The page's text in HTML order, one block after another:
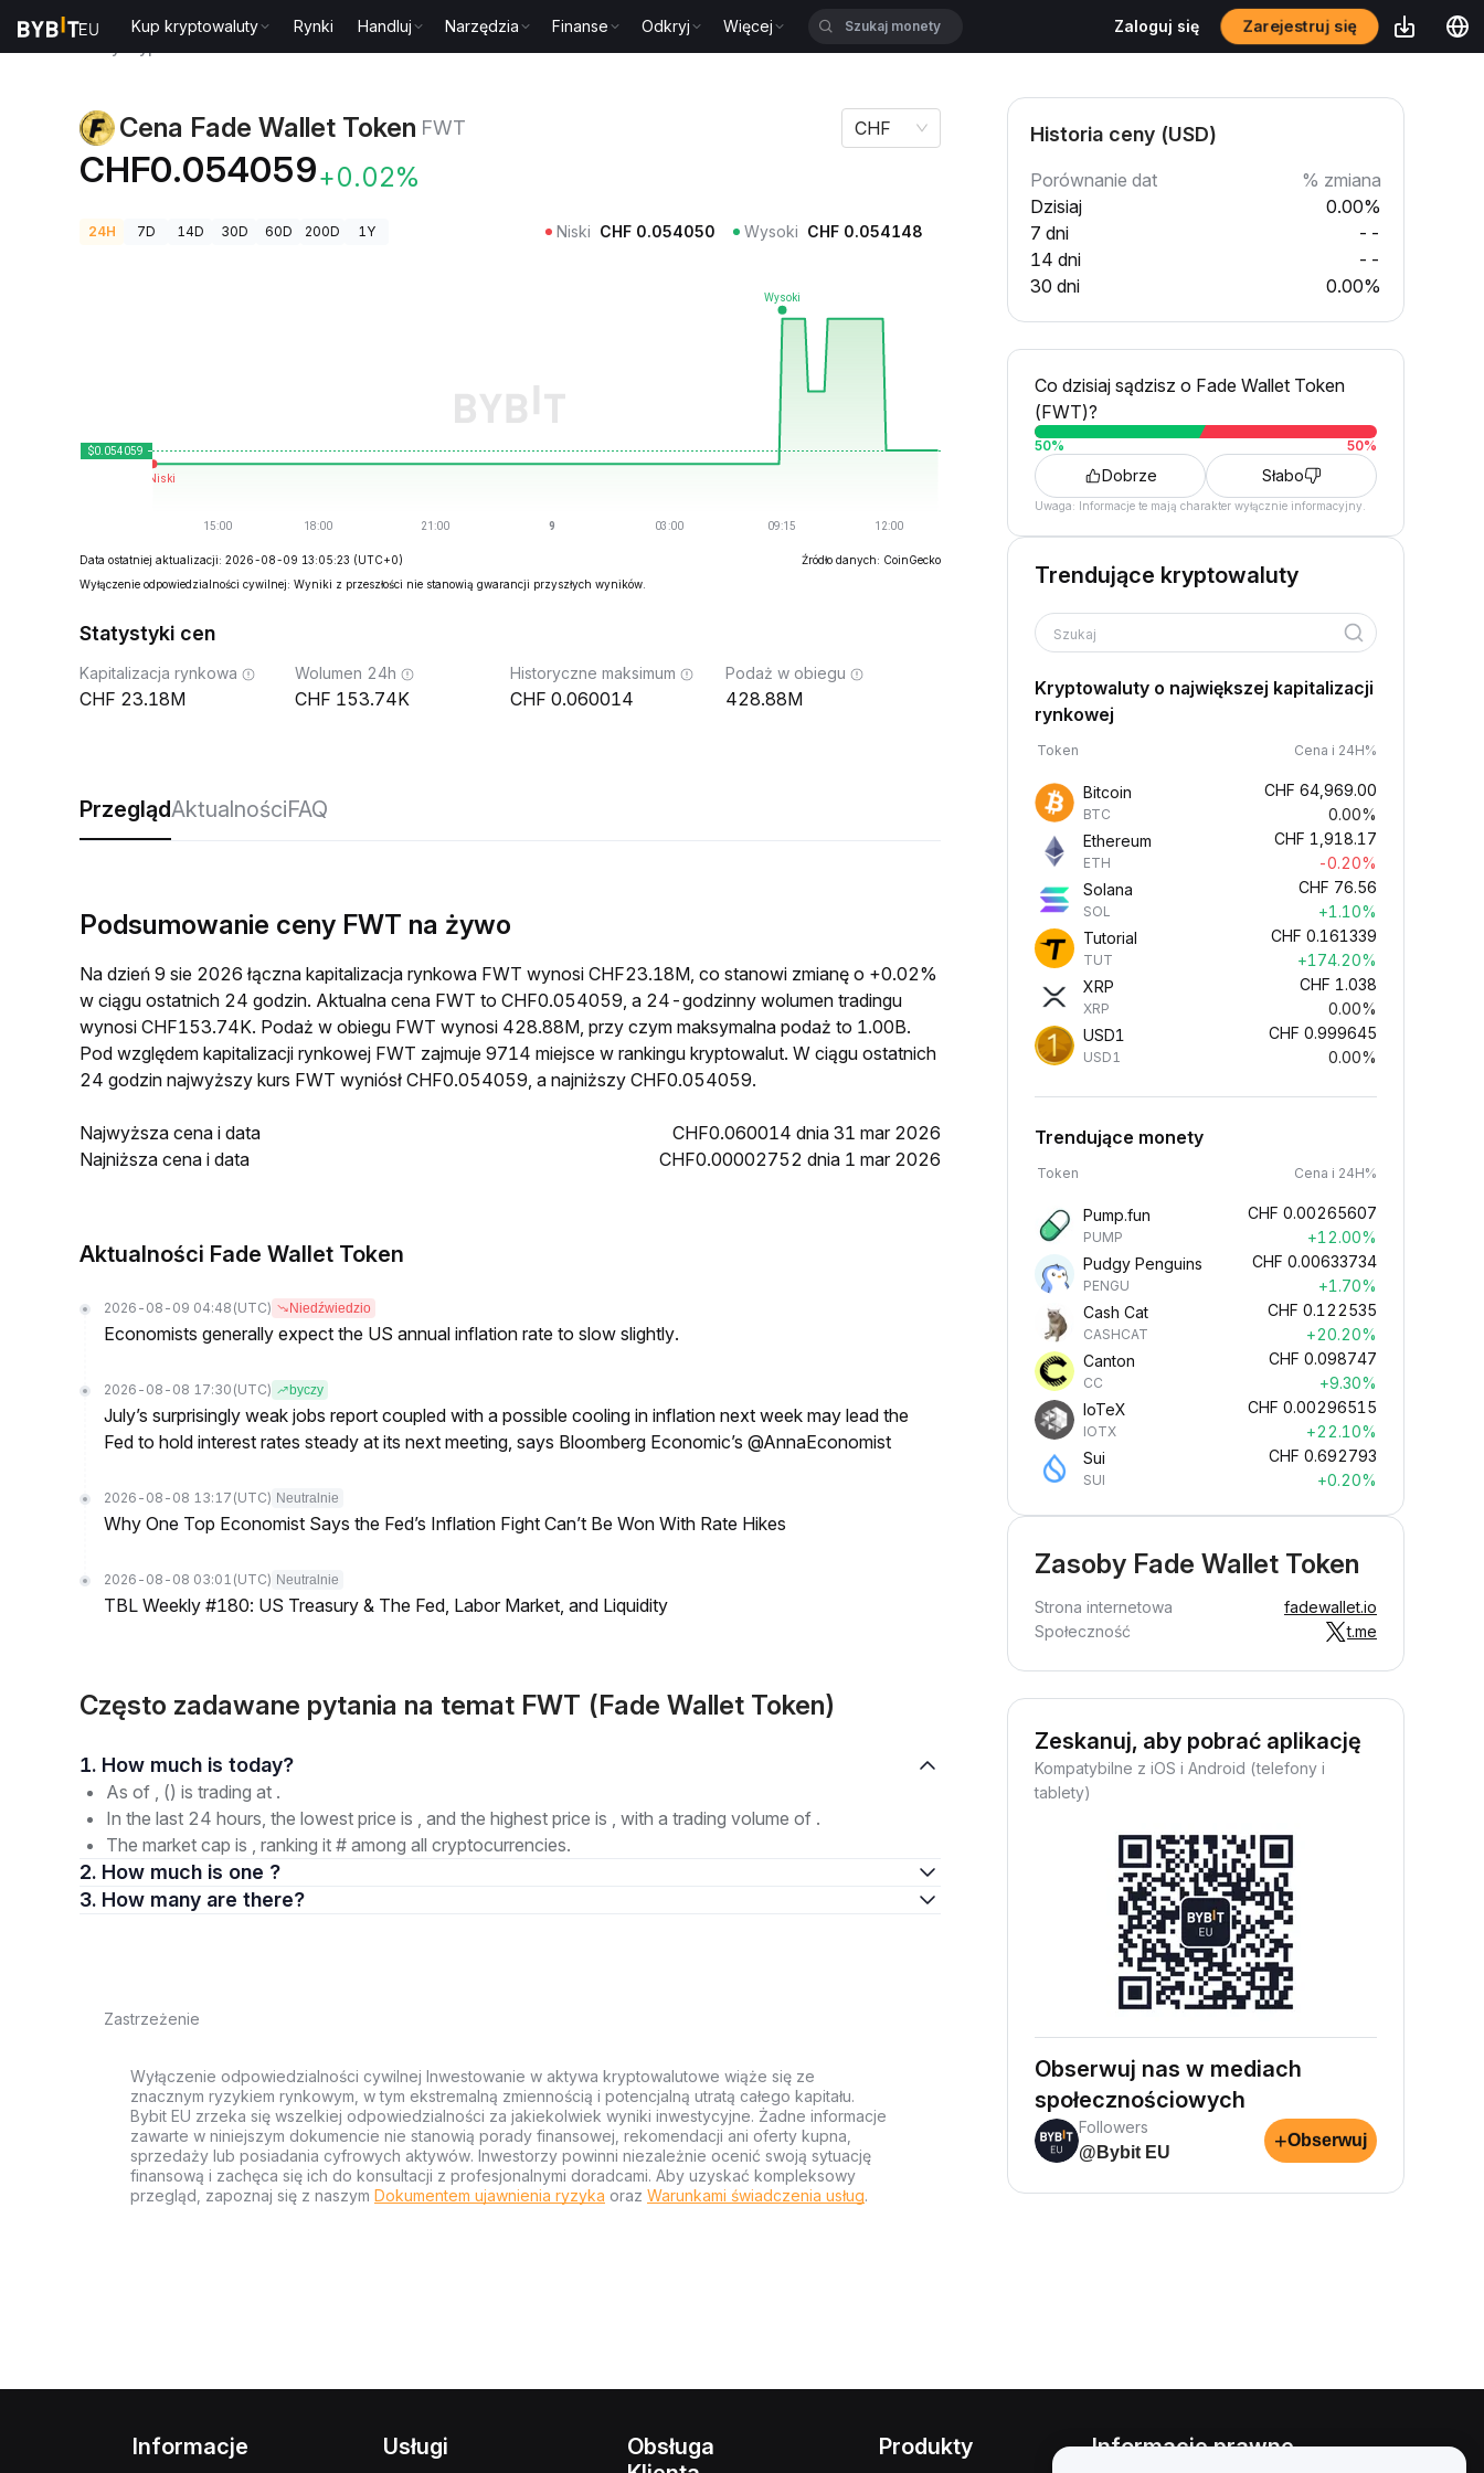
Kup kryptowaluty Rynki Handluj Narzędzia Finanse Odkryj Więcej Zaloguj się Zarejestruj się
Cena Fade Wallet Token FWT
CHF0.054059+0.02%
CHF
24H 7D 14D 30D 60D 200D 1Y Niski CHF 0.054050 Wysoki CHF 0.054148
Data ostatniej aktualizacji: 2026-08-09 13:05:23 (UTC+0)
Źródło danych: CoinGecko
Wyłączenie odpowiedzialności cywilnej: Wyniki z przeszłości nie stanowią gwarancji przyszłych wyników.
Statystyki cen
Kapitalizacja rynkowa
23.18M
Wolumen 24h
153.74K
Historyczne maksimum
0.060014
Podaż w obiegu
428.88M
PrzeglądAktualnościFAQ
Podsumowanie ceny FWT na żywo
Na dzień 9 sie 2026 łączna kapitalizacja rynkowa FWT wynosi CHF23.18M, co stanowi zmianę o +0.02%
w ciągu ostatnich 24 godzin. Aktualna cena FWT to CHF0.054059, a 24-godzinny wolumen tradingu
wynosi CHF153.74K. Podaż w obiegu FWT wynosi 428.88M, przy czym maksymalna podaż to 1.00B.
Pod względem kapitalizacji rynkowej FWT zajmuje 9714 miejsce w rankingu kryptowalut. W ciągu ostatnich
24 godzin najwyższy kurs FWT wyniósł CHF0.054059, a najniższy CHF0.054059.
Najwyższa cena i data
CHF0.060014 dnia 31 mar 2026
Najniższa cena i data
CHF0.00002752 dnia 1 mar 2026
Aktualności Fade Wallet Token
2026-08-09 04:48 (UTC) Niedźwiedzio
Economists generally expect the US annual inflation rate to slow slightly.
2026-08-08 17:30 (UTC) byczy
July’s surprisingly weak jobs report coupled with a possible cooling in inflation next week may lead the
Fed to hold interest rates steady at its next meeting, says Bloomberg Economic’s @AnnaEconomist
2026-08-08 13:17 (UTC) Neutralnie
Why One Top Economist Says the Fed’s Inflation Fight Can’t Be Won With Rate Hikes
2026-08-08 03:01 (UTC) Neutralnie
TBL Weekly #180: US Treasury & The Fed, Labor Market, and Liquidity
Często zadawane pytania na temat FWT (Fade Wallet Token)
1. How much is today?
As of , () is trading at .
In the last 24 hours, the lowest price is , and the highest price is , with a trading volume of .
The market cap is , ranking it # among all cryptocurrencies.
2. How much is one ?
3. How many are there?
Zastrzeżenie
Wyłączenie odpowiedzialności cywilnej Inwestowanie w aktywa kryptowalutowe wiąże się ze
znacznym ryzykiem rynkowym, w tym ekstremalną zmiennością i potencjalną utratą całego kapitału.
Bybit EU zrzeka się wszelkiej odpowiedzialności za jakiekolwiek wyniki inwestycyjne. Żadne informacje
zawarte w niniejszym dokumencie nie stanowią porady finansowej, rekomendacji ani oferty kupna,
sprzedaży lub posiadania cyfrowych aktywów. Inwestorzy powinni niezależnie ocenić swoją sytuację
finansową i zachęca się ich do konsultacji z profesjonalnymi doradcami. Aby uzyskać kompleksowy
przegląd, zapoznaj się z naszym Dokumentem ujawnienia ryzyka oraz Warunkami świadczenia usług.
Historia ceny (USD)
Porównanie dat
% zmiana
Dzisiaj
0.00%
7 dni
--
14 dni
--
30 dni
0.00%
Co dzisiaj sądzisz o Fade Wallet Token
(FWT)?
50% 50%
Dobrze Słabo
Uwaga: Informacje te mają charakter wyłącznie informacyjny.
Trendujące kryptowaluty
Szukaj
Kryptowaluty o największej kapitalizacji
rynkowej
Token Cena i 24H%
Bitcoin
BTC
CHF 64,969.00
0.00%
Ethereum
ETH
CHF 1,918.17
-0.20%
Solana
SOL
CHF 76.56
+1.10%
Tutorial
TUT
CHF 0.161339
+174.20%
XRP
XRP
CHF 1.038
0.00%
USD1
USD1
CHF 0.999645
0.00%
Trendujące monety
Token Cena i 24H%
Pump.fun
PUMP
CHF 0.00265607
+12.00%
Pudgy Penguins
PENGU
CHF 0.00633734
+1.70%
Cash Cat
CASHCAT
CHF 0.122535
+20.20%
Canton
CC
CHF 0.098747
+9.30%
IoTeX
IOTX
CHF 0.00296515
+22.10%
Sui
SUI
CHF 0.692793
+0.20%
Zasoby Fade Wallet Token
Strona internetowa
fadewallet.io
Społeczność
t.me
Zeskanuj, aby pobrać aplikację
Kompatybilne z iOS i Android (telefony i
tablety)
Obserwuj nas w mediach
społecznościowych
Followers
@Bybit EU
+Obserwuj
Informacje Usługi
Obsługa
Produkty Informacje prawne